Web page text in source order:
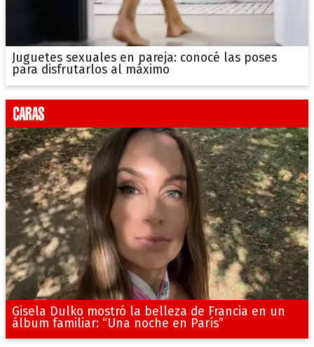
Juguetes sexuales en pareja: conocé las poses
para disfrutarlos al máximo
Gisela Dulko mostró la belleza de Francia en un
álbum familiar: “Una noche en París”